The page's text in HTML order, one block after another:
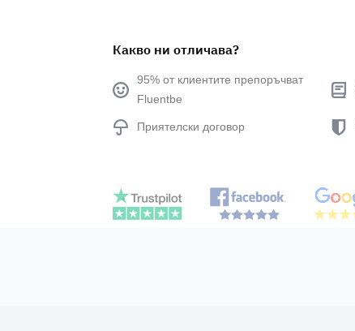
Какво ни отличава?
95% от клиентите препоръчват
Fluentbe
Приятелски договор